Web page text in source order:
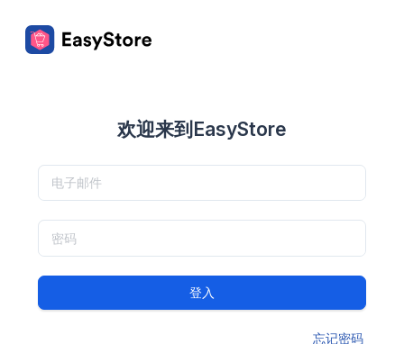
欢迎来到EasyStore
登入
忘记密码